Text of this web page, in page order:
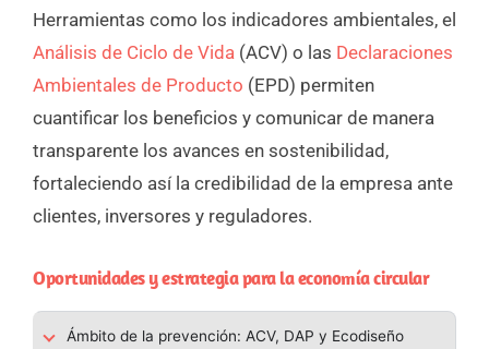
Herramientas como los indicadores ambientales, el
Análisis de Ciclo de Vida (ACV) o las Declaraciones
Ambientales de Producto (EPD) permiten
cuantificar los beneficios y comunicar de manera
transparente los avances en sostenibilidad,
fortaleciendo así la credibilidad de la empresa ante
clientes, inversores y reguladores.
Oportunidades y estrategia para la economía circular
Ámbito de la prevención: ACV, DAP y Ecodiseño